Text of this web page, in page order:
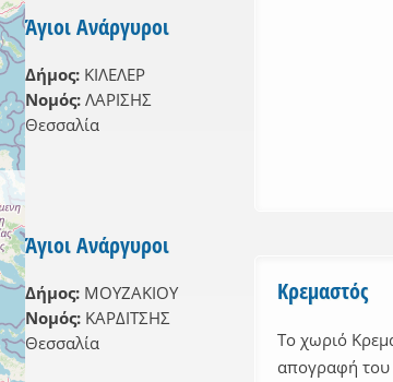
Άγιοι Ανάργυροι
Δήμος: ΚΙΛΕΛΕΡ
Νομός: ΛΑΡΙΣΗΣ
Θεσσαλία
Άγιοι Ανάργυροι
Δήμος: ΜΟΥΖΑΚΙΟΥ
Νομός: ΚΑΡΔΙΤΣΗΣ
Θεσσαλία
Κρεμαστός
Το χωριό
απογραφή του